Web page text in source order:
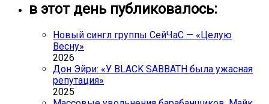
в этот день публиковалось:
Новый сингл группы СейЧаС — «Целую
Весну»
2026
Дон Эйри: «У BLACK SABBATH была ужасная
репутация»
2025